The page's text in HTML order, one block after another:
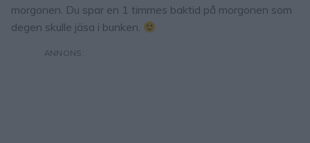
morgonen. Du spar en 1 timmes baktid på morgonen som
degen skulle jäsa i bunken.